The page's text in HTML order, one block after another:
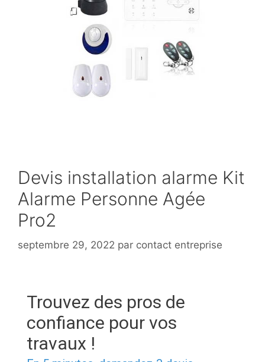
Devis installation alarme Kit
Alarme Personne Agée
Pro2
septembre 29, 2022 par contact entreprise
Trouvez des pros de
confiance pour vos
travaux !